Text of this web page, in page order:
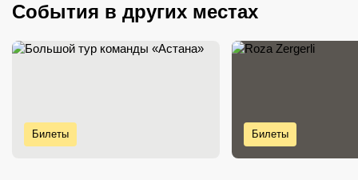
События в других местах
Билеты Билеты